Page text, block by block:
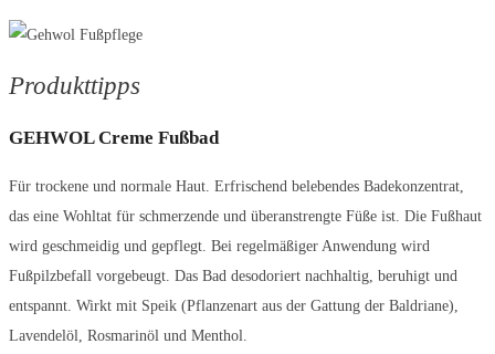
Produkttipps
GEHWOL Creme Fußbad
Für trockene und normale Haut. Erfrischend belebendes Badekonzentrat,
das eine Wohltat für schmerzende und überanstrengte Füße ist. Die Fußhaut
wird geschmeidig und gepflegt. Bei regelmäßiger Anwendung wird
Fußpilzbefall vorgebeugt. Das Bad desodoriert nachhaltig, beruhigt und
entspannt. Wirkt mit Speik (Pflanzenart aus der Gattung der Baldriane),
Lavendelöl, Rosmarinöl und Menthol.